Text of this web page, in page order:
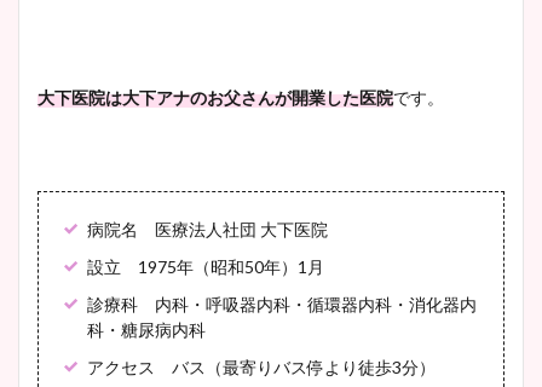
大下医院は大下アナのお父さんが開業した医院です。
病院名 医療法人社団 大下医院
設立 1975年（昭和50年）1月
診療科 内科・呼吸器内科・循環器内科・消化器内
科・糖尿病内科
アクセス バス（最寄りバス停より徒歩3分）